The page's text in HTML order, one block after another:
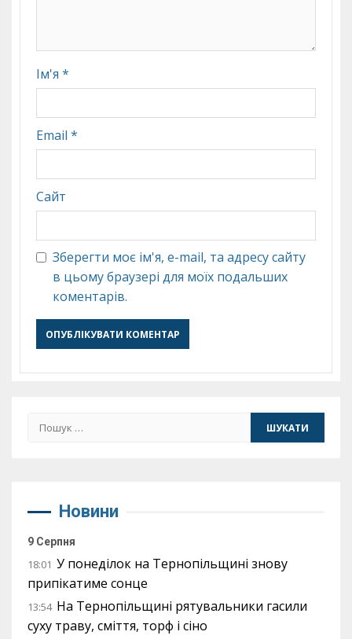
Ім'я *
Email *
Сайт
Зберегти моє ім'я, e-mail, та адресу сайту
в цьому браузері для моїх подальших
коментарів.
Пошук:
Новини
9 Серпня
18:01 У понеділок на Тернопільщині знову
припікатиме сонце
13:54 На Тернопільщині рятувальники гасили
суху траву, сміття, торф і сіно